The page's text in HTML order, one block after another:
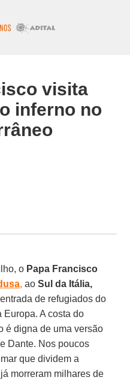
visita
inferno no
o Papa Francisco
, aoSul da Itália,
de refugiados do
Europa. A costa do
é digna de uma versão
Dante. Nos poucos
que dividem a
já morreram milhares de